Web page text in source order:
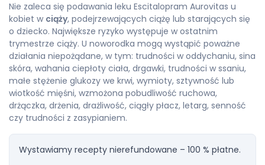
Nie zaleca się podawania leku Escitalopram Aurovitas u
kobiet w ciąży, podejrzewających ciążę lub starających się
o dziecko. Największe ryzyko występuje w ostatnim
trymestrze ciąży. U noworodka mogą wystąpić poważne
działania niepożądane, w tym: trudności w oddychaniu, sina
skóra, wahania ciepłoty ciała, drgawki, trudności w ssaniu,
małe stężenie glukozy we krwi, wymioty, sztywność lub
wiotkość mięśni, wzmożona pobudliwość ruchowa,
drżączka, drżenia, drażliwość, ciągły płacz, letarg, senność
czy trudności z zasypianiem.
Wystawiamy recepty nierefundowane – 100 % płatne.